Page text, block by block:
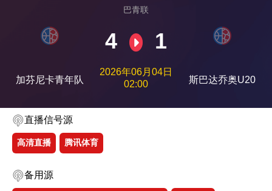
加芬尼卡青年队
巴青联
4 1
2026年06月04日
02:00
斯巴达乔奥U20
直播信号源
高清直播 腾讯体育
备用源